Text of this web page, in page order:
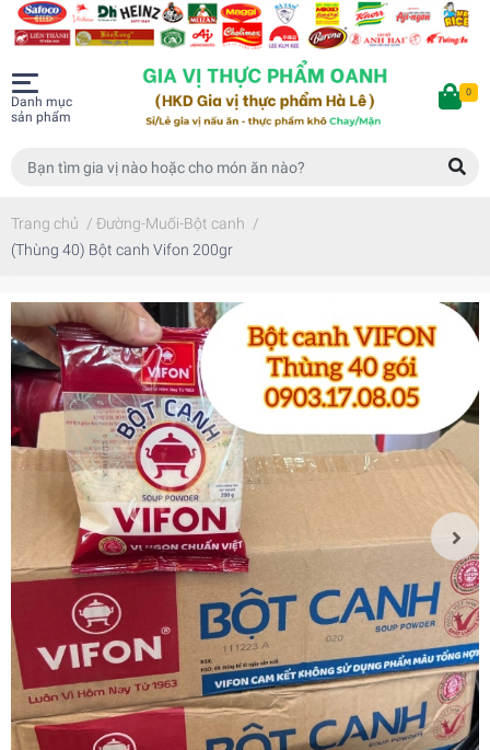
Danh mục
sản phẩm
0
Trang chủ / Đường-Muối-Bột canh /
(Thùng 40) Bột canh Vifon 200gr